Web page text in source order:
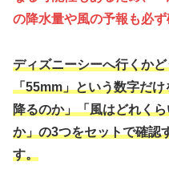
の降水量や風の予報も必ず
ディズニーシーへ行くか
「55mm」という数字だ
降るのか」「風はどれく
か」の3つをセットで確認
す。